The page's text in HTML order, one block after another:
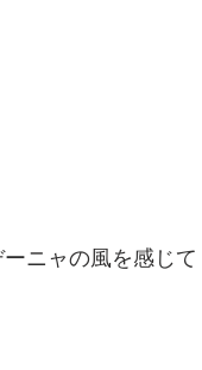
ニャの風を感じて